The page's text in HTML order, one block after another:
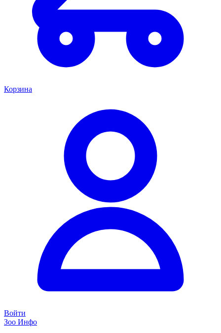
Корзина
Войти
Зоо Инфо